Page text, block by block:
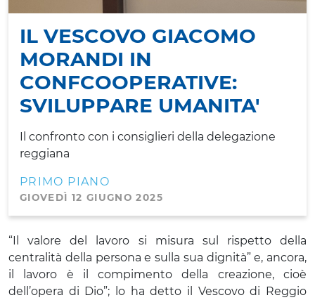
IL VESCOVO GIACOMO
MORANDI IN
CONFCOOPERATIVE:
SVILUPPARE UMANITA'
Il confronto con i consiglieri della delegazione
reggiana
PRIMO PIANO
GIOVEDÌ 12 GIUGNO 2025
“Il valore del lavoro si misura sul rispetto della
centralità della persona e sulla sua dignità” e, ancora,
il lavoro è il compimento della creazione, cioè
dell’opera di Dio”; lo ha detto il Vescovo di Reggio